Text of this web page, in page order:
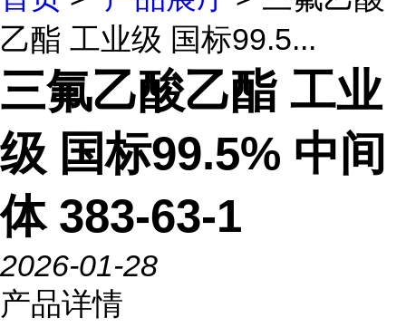
乙酯 工业级 国标99.5...
三氟乙酸乙酯 工业
级 国标99.5% 中间
体 383-63-1
2026-01-28
产品详情